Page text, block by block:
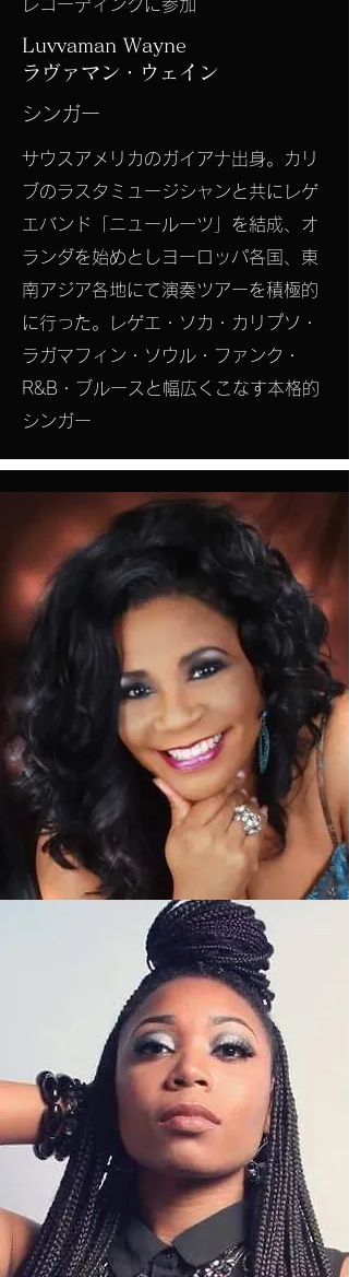
レコーディングに参加
Luvvaman Wayne
ラヴァマン・ウェイン
​シンガー
​サウスアメリカのガイアナ出身。カリ
ブのラスタミュージシャンと共にレゲ
エバンド「ニュールーツ」を結成、オ
ランダを始めとしヨーロッパ各国、東
南アジア各地にて演奏ツアーを積極的
に行った。レゲエ・ソカ・カリプソ・
ラガマフィン・ソウル・ファンク・
R&B・ブルースと幅広くこなす本格的
シンガー